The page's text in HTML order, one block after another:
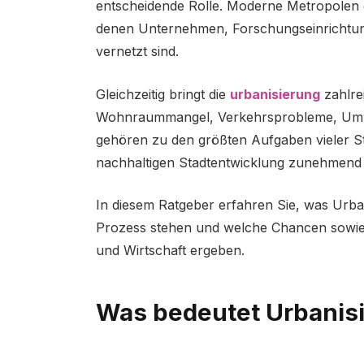
entscheidende Rolle. Moderne
denen Unternehmen,
vernetzt sind.
Gleichzeitig bringt die urbanisierung
Wohnraummangel, Verkehrsprobleme,
gehören zu den größten Aufgaben vieler
nachhaltigen Stadtentwicklung
In diesem Ratgeber erfahren Sie, was
Prozess stehen und welche Chancen
und Wirtschaft ergeben.
Was bedeutet